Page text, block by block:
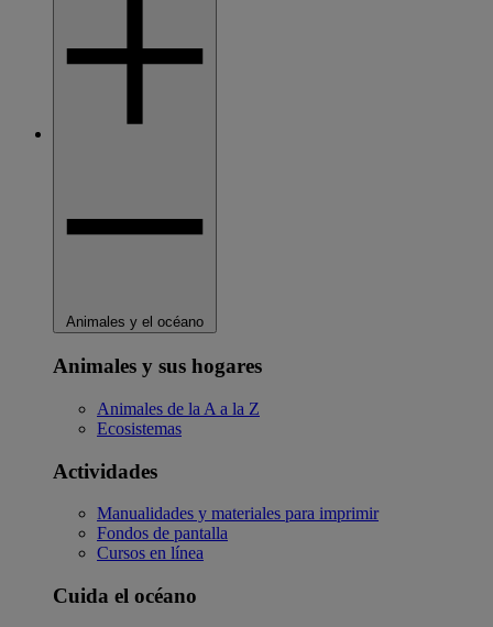
Animales y el océano
Animales y sus hogares
Animales de la A a la Z
Ecosistemas
Actividades
Manualidades y materiales para imprimir
Fondos de pantalla
Cursos en línea
Cuida el océano